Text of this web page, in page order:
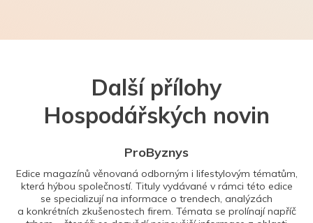
Další přílohy
Hospodářských novin
ProByznys
Edice magazínů věnovaná odborným i lifestylovým tématům,
která hýbou společností. Tituly vydávané v rámci této edice
se specializují na informace o trendech, analýzách
a konkrétních zkušenostech firem. Témata se prolínají napříč